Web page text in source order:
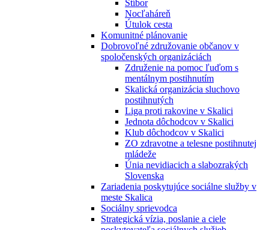
Štíbor
Nocľaháreň
Útulok cesta
Komunitné plánovanie
Dobrovoľné združovanie občanov v
spoločenských organizáciách
Združenie na pomoc ľuďom s
mentálnym postihnutím
Skalická organizácia sluchovo
postihnutých
Liga proti rakovine v Skalici
Jednota dôchodcov v Skalici
Klub dôchodcov v Skalici
ZO zdravotne a telesne postihnutej
mládeže
Únia nevidiacich a slabozrakých
Slovenska
Zariadenia poskytujúce sociálne služby v
meste Skalica
Sociálny sprievodca
Strategická vízia, poslanie a ciele